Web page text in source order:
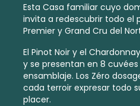
Esta Casa familiar cuyo
invita a redescubrir todo el
Premier y Grand Cru del
El Pinot Noir y el
y se presentan en 8
ensamblaje. Los Zéro
cada terroir expresar todo
placer.